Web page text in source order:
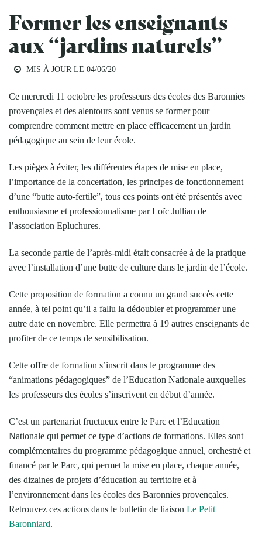
Former les enseignants
aux “jardins naturels”
MIS À JOUR LE 04/06/20
Ce mercredi 11 octobre les professeurs des écoles des Baronnies
provençales et des alentours sont venus se former pour
comprendre comment mettre en place efficacement un jardin
pédagogique au sein de leur école.
Les pièges à éviter, les différentes étapes de mise en place,
l’importance de la concertation, les principes de fonctionnement
d’une “butte auto-fertile”, tous ces points ont été présentés avec
enthousiasme et professionnalisme par Loïc Jullian de
l’association Epluchures.
La seconde partie de l’après-midi était consacrée à de la pratique
avec l’installation d’une butte de culture dans le jardin de l’école.
Cette proposition de formation a connu un grand succès cette
année, à tel point qu’il a fallu la dédoubler et programmer une
autre date en novembre. Elle permettra à 19 autres enseignants de
profiter de ce temps de sensibilisation.
Cette offre de formation s’inscrit dans le programme des
“animations pédagogiques” de l’Education Nationale auxquelles
les professeurs des écoles s’inscrivent en début d’année.
C’est un partenariat fructueux entre le Parc et l’Education
Nationale qui permet ce type d’actions de formations. Elles sont
complémentaires du programme pédagogique annuel, orchestré et
financé par le Parc, qui permet la mise en place, chaque année,
des dizaines de projets d’éducation au territoire et à
l’environnement dans les écoles des Baronnies provençales.
Retrouvez ces actions dans le bulletin de liaison Le Petit
Baronniard.